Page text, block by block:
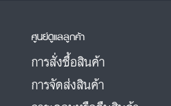
ศูนย์ดูแลลูกค้า
การสั่งซื้อสินค้า
การจัดส่งสินค้า